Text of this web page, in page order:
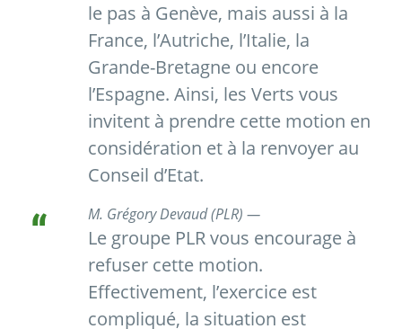
le pas à Genève, mais aussi à la
France, l’Autriche, l’Italie, la
Grande-Bretagne ou encore
l’Espagne. Ainsi, les Verts vous
invitent à prendre cette motion en
considération et à la renvoyer au
Conseil d’Etat.
M. Grégory Devaud (PLR) —
Le groupe PLR vous encourage à
refuser cette motion.
Effectivement, l’exercice est
compliqué, la situation est